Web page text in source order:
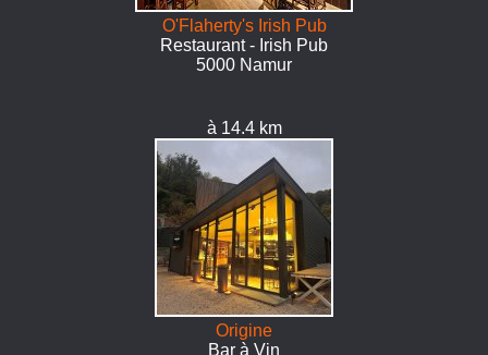
O'Flaherty's Irish Pub
Restaurant - Irish Pub
5000 Namur
à 14.4 km
Origine
Bar à Vin